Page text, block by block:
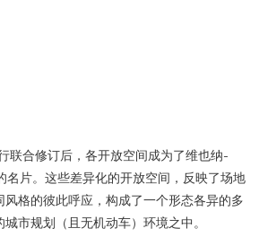
联合修订后，各开放空间成为了维也纳-
名片。这些差异化的开放空间，反映了场地
风格的彼此呼应，构成了一个形态各异的多
市规划（且无机动车）环境之中。